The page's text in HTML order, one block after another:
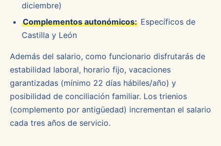
diciembre)
Complementos autonómicos: Específicos de
Castilla y León
Además del salario, como funcionario disfrutarás de
estabilidad laboral, horario fijo, vacaciones
garantizadas (mínimo 22 días hábiles/año) y
posibilidad de conciliación familiar. Los trienios
(complemento por antigüedad) incrementan el salario
cada tres años de servicio.